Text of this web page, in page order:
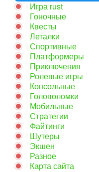
Игра rust
Гоночные
Квесты
Леталки
Спортивные
Платформеры
Приключения
Ролевые игры
Консольные
Головоломки
Мобильные
Стратегии
Файтинги
Шутеры
Экшен
Разное
Карта сайта